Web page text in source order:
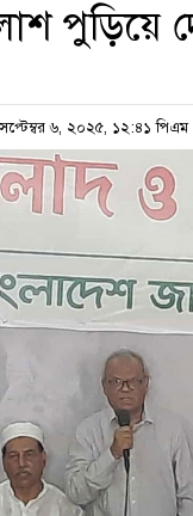
পুড়িয়ে
৬, ২০২৫, ১২:৪১ পিএম